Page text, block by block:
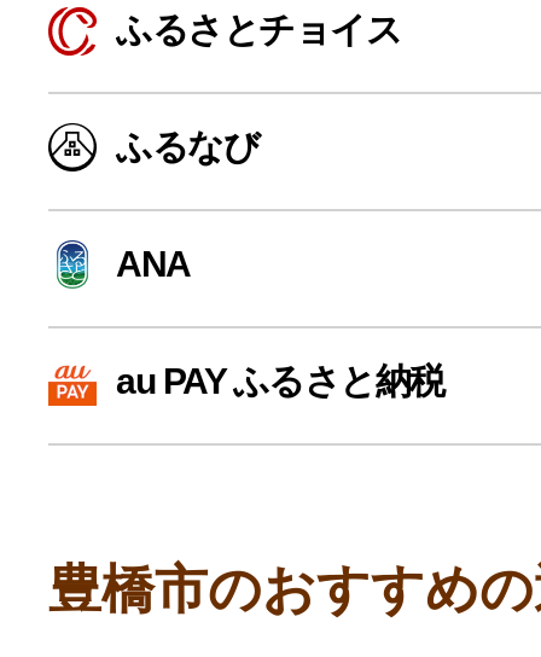
よく見られている返礼品
ふるさと納税徹底比較
寄付上限額シミュレーション
副業・パラレルワーカー
ふるさとチョイス
ふるなび
ANA
au PAY ふるさと納税
豊橋市のおすすめ